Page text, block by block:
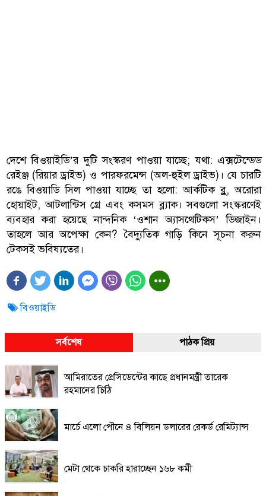
দেশে বিওয়াইডি’র দুটি সংস্করণ পাওয়া যাচ্ছে; যথা: এক্সটেন্ডেড
রেইঞ্জ (রিয়ার ড্রাইভ) ও পারফরমেন্স (অল-হুইল ড্রাইভ)। যে চারটি
রঙে বিওয়াডি সিল পাওয়া যাচ্ছে তা হলো: আর্কটিক ব্লু, অরোরা
হোয়াইট, আটলান্টিস গ্রে এবং কসমস ব্ল্যাক। সবগুলো সংস্করণেই
ব্যবহার করা হয়েছে নান্দনিক ‘ওশান অ্যাসথেটিকস’ ডিজাইন।
তাহলে আর অপেক্ষা কেন? বৈদ্যুতিক গাড়ি কিনে সূচনা করুন
টেকসই ভবিষ্যতের।
বিওয়াইডি
সর্বশেষ পাঠক প্রিয়
আমিরাতের প্রেসিডেন্টের কাছে প্রধানমন্ত্রী তারেক
রহমানের চিঠি
মার্চে এলো পৌনে ৪ বিলিয়ন ডলারের রেকর্ড রেমিট্যান্স
মেটা থেকে চাকরি হারাচ্ছেন ১৬৮ কর্মী